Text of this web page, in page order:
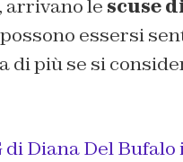
arrivano le scuse
essersi
di più se si
Diana Del Bufalo